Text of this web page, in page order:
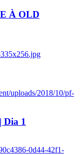
À OLD
uploads/2018/10/pf-
Dia 1
0d44-42f1-